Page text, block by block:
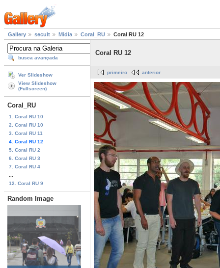
Gallery secult Midia Coral_RU Coral RU 12
busca avançada
Ver Slideshow
View Slideshow
(Fullscreen)
Coral_RU
1. Coral RU 10
2. Coral RU 10
3. Coral RU 11
4. Coral RU 12
5. Coral RU 2
6. Coral RU 3
7. Coral RU 4
12. Coral RU 9
Random Image
Coral RU 12
primeiro anterior